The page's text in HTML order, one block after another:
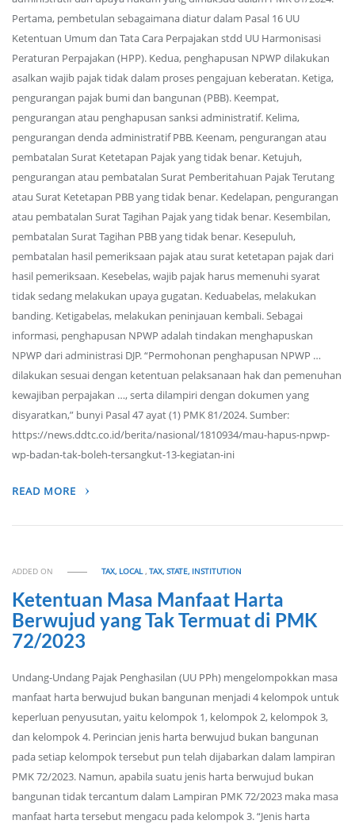
Pertama, pembetulan sebagaimana diatur dalam Pasal 16 UU
Ketentuan Umum dan Tata Cara Perpajakan stdd UU Harmonisasi
Peraturan Perpajakan (HPP). Kedua, penghapusan NPWP dilakukan
asalkan wajib pajak tidak dalam proses pengajuan keberatan. Ketiga,
pengurangan pajak bumi dan bangunan (PBB). Keempat,
pengurangan atau penghapusan sanksi administratif. Kelima,
pengurangan denda administratif PBB. Keenam, pengurangan atau
pembatalan Surat Ketetapan Pajak yang tidak benar. Ketujuh,
pengurangan atau pembatalan Surat Pemberitahuan Pajak Terutang
atau Surat Ketetapan PBB yang tidak benar. Kedelapan, pengurangan
atau pembatalan Surat Tagihan Pajak yang tidak benar. Kesembilan,
pembatalan Surat Tagihan PBB yang tidak benar. Kesepuluh,
pembatalan hasil pemeriksaan pajak atau surat ketetapan pajak dari
hasil pemeriksaan. Kesebelas, wajib pajak harus memenuhi syarat
tidak sedang melakukan upaya gugatan. Keduabelas, melakukan
banding. Ketigabelas, melakukan peninjauan kembali. Sebagai
informasi, penghapusan NPWP adalah tindakan menghapuskan
NPWP dari administrasi DJP. “Permohonan penghapusan NPWP …
dilakukan sesuai dengan ketentuan pelaksanaan hak dan pemenuhan
kewajiban perpajakan …, serta dilampiri dengan dokumen yang
disyaratkan,” bunyi Pasal 47 ayat (1) PMK 81/2024. Sumber:
https://news.ddtc.co.id/berita/nasional/1810934/mau-hapus-npwp-
wp-badan-tak-boleh-tersangkut-13-kegiatan-ini
READ MORE
ADDED ON TAX, LOCAL,TAX, STATE, INSTITUTION
Ketentuan Masa Manfaat Harta
Berwujud yang Tak Termuat di PMK
72/2023
Undang-Undang Pajak Penghasilan (UU PPh) mengelompokkan masa
manfaat harta berwujud bukan bangunan menjadi 4 kelompok untuk
keperluan penyusutan, yaitu kelompok 1, kelompok 2, kelompok 3,
dan kelompok 4. Perincian jenis harta berwujud bukan bangunan
pada setiap kelompok tersebut pun telah dijabarkan dalam lampiran
PMK 72/2023. Namun, apabila suatu jenis harta berwujud bukan
bangunan tidak tercantum dalam Lampiran PMK 72/2023 maka masa
manfaat harta tersebut mengacu pada kelompok 3. “Jenis harta